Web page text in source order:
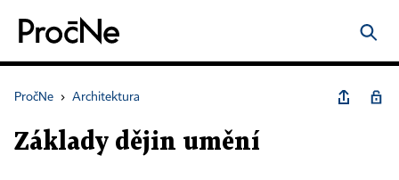
PročNe › Architektura
Základy dějin umění